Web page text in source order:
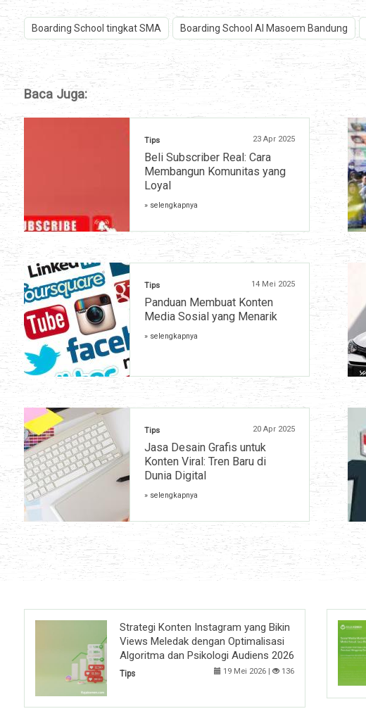
Boarding School tingkat SMA Boarding School Al Masoem Bandung
Baca Juga:
Tips 23 Apr 2025
Beli Subscriber Real: Cara
Membangun Komunitas yang
Loyal
» selengkapnya
Tips 14 Mei 2025
Panduan Membuat Konten
Media Sosial yang Menarik
» selengkapnya
Tips 20 Apr 2025
Jasa Desain Grafis untuk
Konten Viral: Tren Baru di
Dunia Digital
» selengkapnya
Strategi Konten Instagram yang Bikin
Views Meledak dengan Optimalisasi
Algoritma dan Psikologi Audiens 2026
Tips 19 Mei 2026 | 136